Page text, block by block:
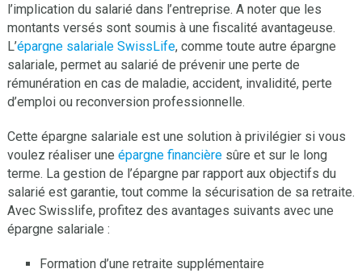
l’implication du salarié dans l’entreprise. A noter que les
montants versés sont soumis à une fiscalité avantageuse.
L’épargne salariale SwissLife, comme toute autre épargne
salariale, permet au salarié de prévenir une perte de
rémunération en cas de maladie, accident, invalidité, perte
d’emploi ou reconversion professionnelle.
Cette épargne salariale est une solution à privilégier si vous
voulez réaliser une épargne financièresûre et sur le long
terme. La gestion de l’épargne par rapport aux objectifs du
salarié est garantie, tout comme la sécurisation de sa retraite.
Avec Swisslife, profitez des avantages suivants avec une
épargne salariale :
Formation d’une retraite supplémentaire